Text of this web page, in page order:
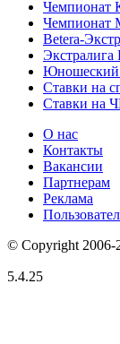
Чемпионат
Чемпионат
Betera-
Экстралига
Юношеский
Ставки на
Ставки на
О нас
Контакты
Вакансии
Партнерам
Реклама
© Copyright 2006-
5.4.25